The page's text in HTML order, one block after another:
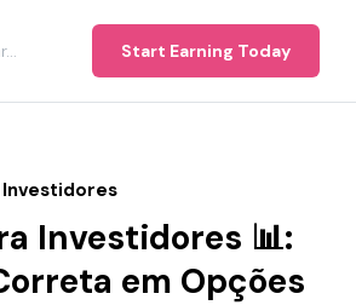
Start Earning Today
Investidores
Investidores 📊:
em Opções